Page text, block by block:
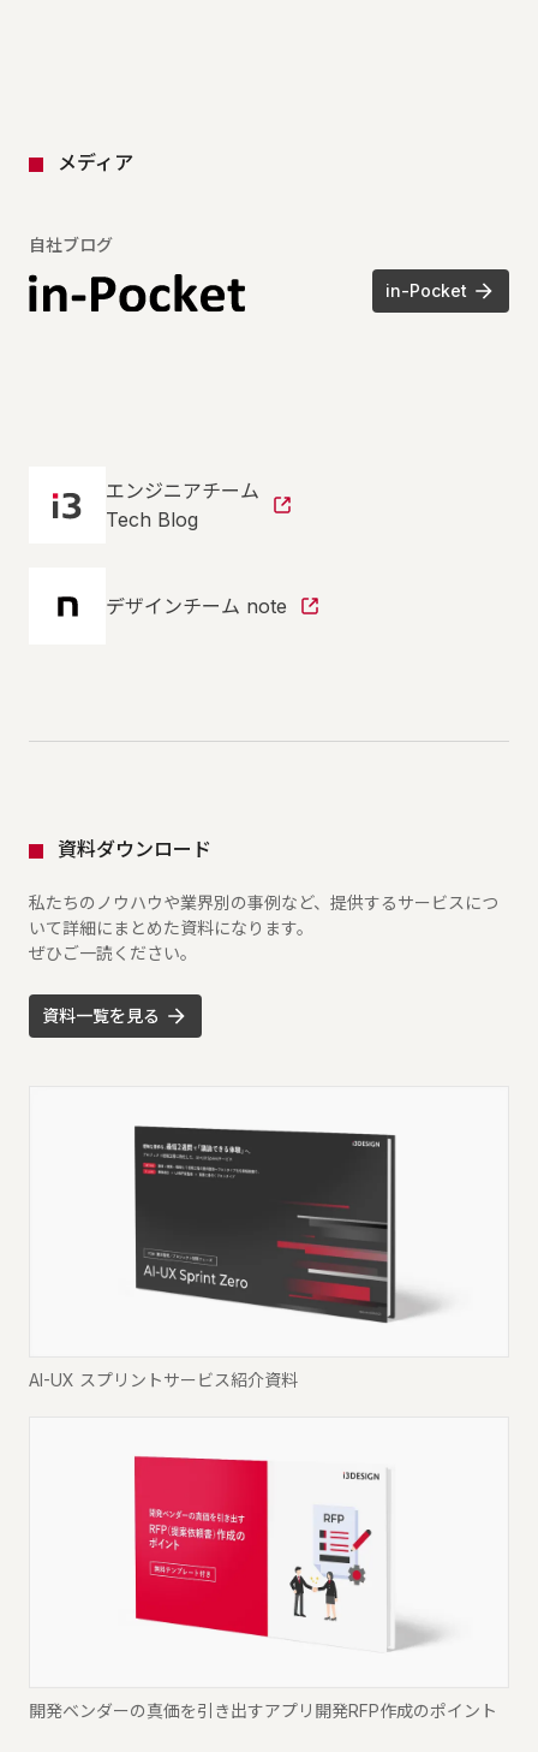
メディア
自社ブログ
in-Pocket
エンジニアチーム
Tech Blog
デザインチーム note
資料ダウンロード
私たちのノウハウや業界別の事例など、提供するサービスにつ
いて詳細にまとめた資料になります。
ぜひご一読ください。
資料一覧を見る
AI-UX スプリントサービス紹介資料
開発ベンダーの真価を引き出すアプリ開発RFP作成のポイント